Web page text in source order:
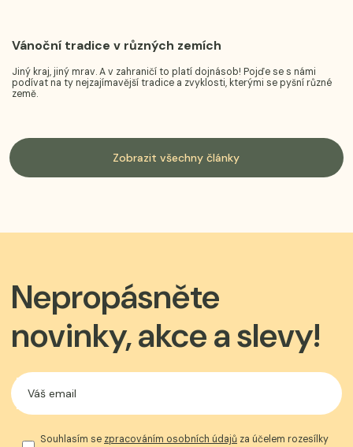
Vánoční tradice v různých zemích
Jiný kraj, jiný mrav. A v zahraničí to platí dojnásob! Pojďe se s námi
podívat na ty nejzajímavější tradice a zvyklosti, kterými se pyšní různé
země.
Zobrazit všechny články
Nepropásněte
novinky, akce a slevy!
Souhlasím se zpracováním osobních údajů za účelem rozesílky